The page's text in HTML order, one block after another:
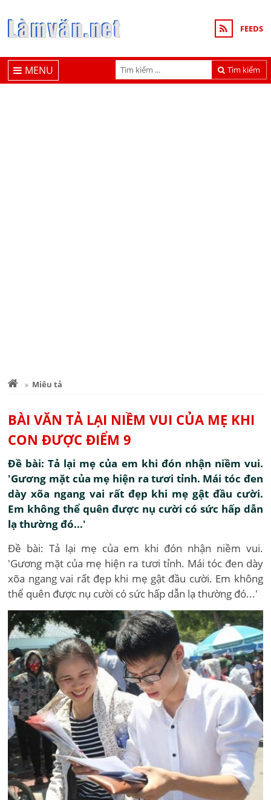
FEEDS
Tìm kiếm
MENU
Miêu tả
BÀI VĂN TẢ LẠI NIỀM VUI CỦA MẸ KHI
CON ĐƯỢC ĐIỂM 9
Đề bài: Tả lại mẹ của em khi đón nhận niềm vui.
'Gương mặt của mẹ hiện ra tươi tỉnh. Mái tóc đen
dày xõa ngang vai rất đẹp khi mẹ gật đầu cười.
Em không thể quên được nụ cười có sức hấp dẫn
lạ thường đó...'
Đề bài: Tả lại mẹ của em khi đón nhận niềm vui.
'Gương mặt của mẹ hiện ra tươi tỉnh. Mái tóc đen dày
xõa ngang vai rất đẹp khi mẹ gật đầu cười. Em không
thể quên được nụ cười có sức hấp dẫn lạ thường đó...'